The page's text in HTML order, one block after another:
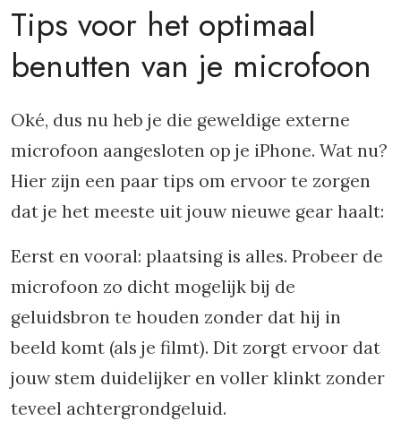
Tips voor het optimaal
benutten van je microfoon
Oké, dus nu heb je die geweldige externe
microfoon aangesloten op je iPhone. Wat nu?
Hier zijn een paar tips om ervoor te zorgen
dat je het meeste uit jouw nieuwe gear haalt:
Eerst en vooral: plaatsing is alles. Probeer de
microfoon zo dicht mogelijk bij de
geluidsbron te houden zonder dat hij in
beeld komt (als je filmt). Dit zorgt ervoor dat
jouw stem duidelijker en voller klinkt zonder
teveel achtergrondgeluid.